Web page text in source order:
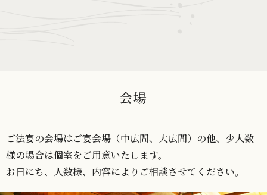
会場
ご法宴の会場はご宴会場（中広間、大広間）の他、少人数
様の場合は個室をご用意いたします。
お日にち、人数様、内容によりご相談させてください。